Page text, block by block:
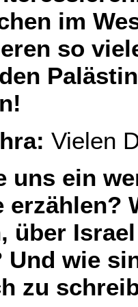
im
so
Vielen
uns ein
erzählen?
über
Und wie
zu